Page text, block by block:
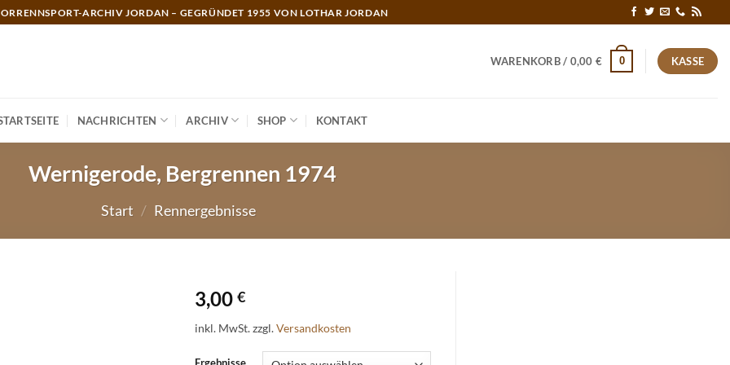
ARCHIV JORDAN – GEGRÜNDET 1955 VON LOTHAR JORDAN
WARENKORB / 0,00 € 0 KASSE
NACHRICHTEN ARCHIV SHOP KONTAKT
Wernigerode, Bergrennen 1974
Start / Rennergebnisse
3,00 €
inkl. MwSt.zzgl.Versandkosten
Ergebnisse